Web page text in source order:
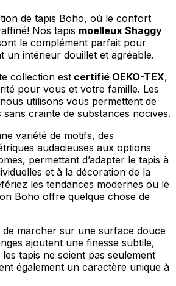
de tapis Boho, où le confort
Nos tapis moelleux Shaggy
le complément parfait pour
un intérieur douillet et agréable.
collection est certifié OEKO-TEX,
pour vous et votre famille. Les
utilisons vous permettent de
crainte de substances nocives.
variété de motifs, des
audacieuses aux options
permettant d’adapter le tapis à
et à la décoration de la
les tendances modernes ou le
Boho offre quelque chose de
marcher sur une surface douce
ajoutent une finesse subtile,
tapis ne soient pas seulement
également un caractère unique à